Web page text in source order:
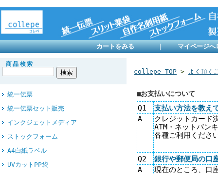
カートをみる ｜ マイページへ
商品検索
統一伝票
統一伝票セット販売
インクジェットメディア
ストックフォーム
A4白紙ラベル
UVカットPP袋
collepe TOP > よく頂く
■お支払いについて
Q1
支払い方法を教え
A
クレジットカード
ATM・ネットバン
各種ご利用くださ
Q2
銀行や郵便局の口
A
現在のところ、口